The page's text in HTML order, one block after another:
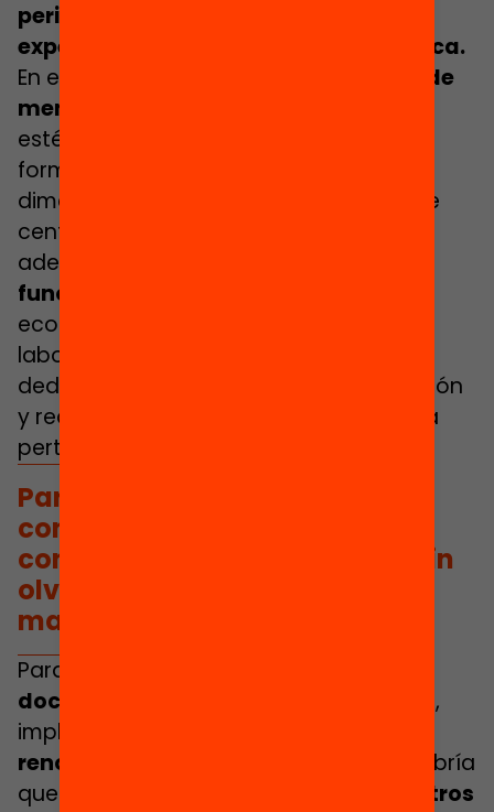
periodo de acompañamiento rico en
experiencia y reflexión sobre la práctica.
En este sentido, es preciso que el
plan de
mentoría
esté garantizado por los centros
formadores de noveles como una
dimensión de su proyecto educativo de
centro, y con mentores formados
adecuadamente para su función.
función que hay que reconocer
económicamente, pero ante todo
laboralmente, en tiempo para la
dedicación a la planificación, preparación
y realización de las labores de mentoría
pertinentes.
Para la labor de mentor,
conviene contar con docentes
con experiencia reconocida, sin
olvidar al profesorado y los
maestros jubilados.
Para esta labor conviene contar con
docentes con experiencia reconocida ,
implicados en
renovación pedagógica
. Tampoco habría
que olvidar al
profesorado y los maestros